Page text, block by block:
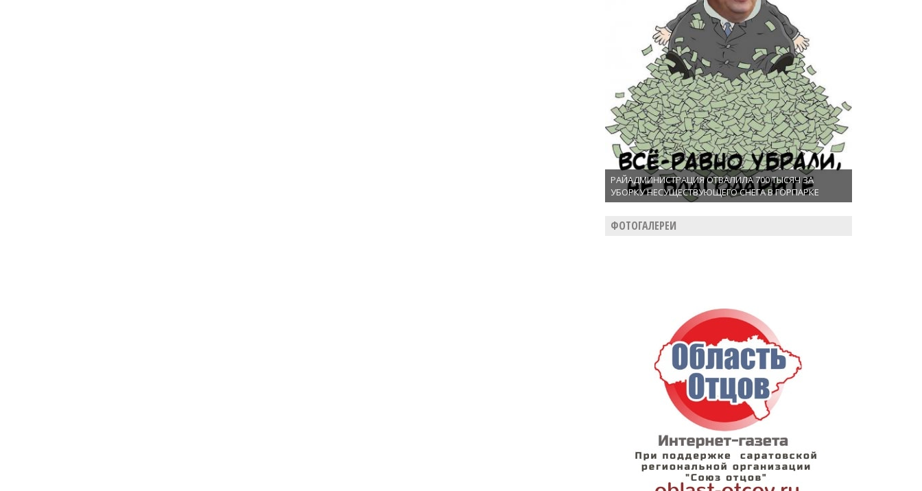
РАЙАДМИНИСТРАЦИЯ ОТВАЛИЛА 700 ТЫСЯЧ ЗА
УБОРКУ НЕСУЩЕСТВУЮЩЕГО СНЕГА В ГОРПАРКЕ
ФОТОГАЛЕРЕИ